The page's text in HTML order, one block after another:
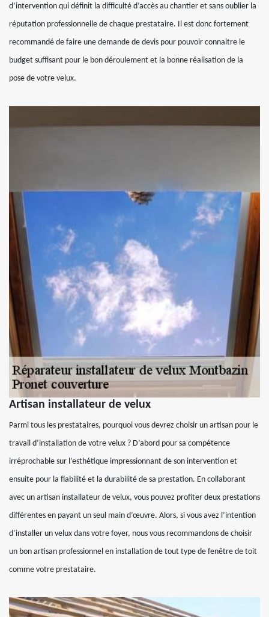
d’intervention qui définit la difficulté d’accès au chantier et sans oublier la
réputation professionnelle de chaque prestataire. Il est donc fortement
recommandé de faire une demande de devis pour pouvoir connaitre le
budget suffisant pour le bon déroulement et la bonne réalisation de la
pose de votre velux.
Artisan installateur de velux
Parmi tous les prestataires, pourquoi vous devrez choisir un artisan pour le
travail d’installation de votre velux ? D’abord pour sa compétence
irréprochable sur l’esthétique impressionnant de son intervention et
ensuite pour la fiabilité et la durabilité de sa prestation. En collaborant
avec un artisan installateur de velux, vous pouvez profiter deux prestations
différentes en payant un seul main d’œuvre. Alors, si vous avez l’intention
d’installer un velux dans votre foyer, nous vous recommandons de choisir
un bon artisan professionnel en installation de tout type de fenêtre de toit
comme votre prestataire.